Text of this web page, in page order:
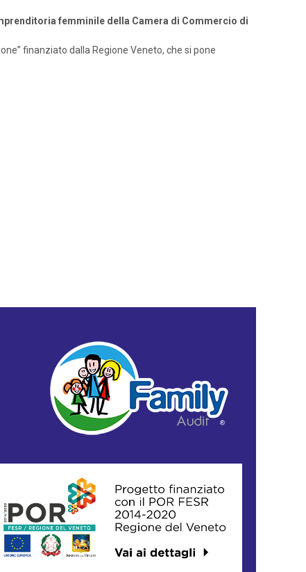
femminile della Camera di Commercio di
finanziato dalla Regione Veneto, che si pone